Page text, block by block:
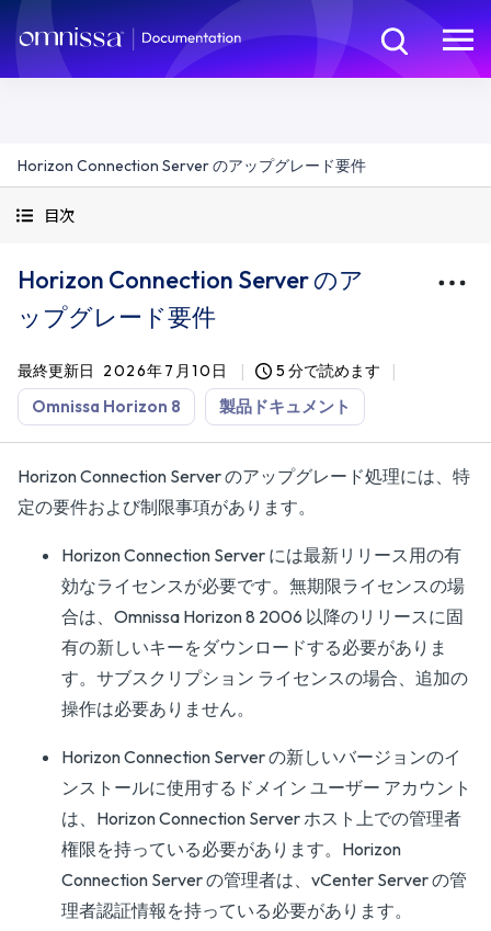
Horizon Connection Server のアップグレード要件
目次
Horizon Connection Server のア
ップグレード要件
最終更新日 2026年7月10日 5 分で読めます
Omnissa Horizon 8 製品ドキュメント
Horizon Connection Server のアップグレード処理には、特
定の要件および制限事項があります。
Horizon Connection Server には最新リリース用の有
効なライセンスが必要です。無期限ライセンスの場
合は、Omnissa Horizon 8 2006 以降のリリースに固
有の新しいキーをダウンロードする必要がありま
す。サブスクリプション ライセンスの場合、追加の
操作は必要ありません。
Horizon Connection Server の新しいバージョンのイ
ンストールに使用するドメイン ユーザー アカウント
は、Horizon Connection Server ホスト上での管理者
権限を持っている必要があります。Horizon
Connection Server の管理者は、vCenter Server の管
理者認証情報を持っている必要があります。